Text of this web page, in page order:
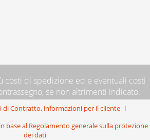
costi di spedizione ed e eventuali costi
se non altrimenti indicato.
di Contratto, informazioni per il cliente
base al Regolamento generale sulla protezione
dei dati